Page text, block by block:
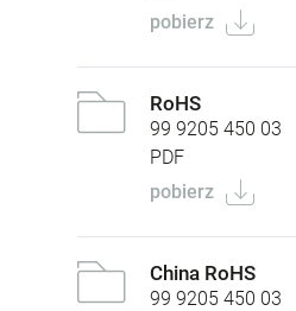
pobierz
RoHS
99 9205 450 03
PDF
pobierz
China RoHS
99 9205 450 03